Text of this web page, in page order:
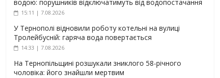
водою: порушників відключатимуть від водопостачання
15:11 | 7.08.2026
У Тернополі відновили роботу котельні на вулиці
Тролейбусній: гаряча вода повертається
14:33 | 7.08.2026
На Тернопільщині розшукали зниклого 58-річного
чоловіка: його знайшли мертвим